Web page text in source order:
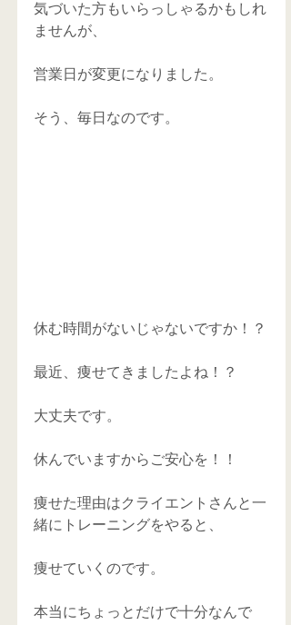
気づいた方もいらっしゃるかもしれ
ませんが、
営業日が変更になりました。
そう、毎日なのです。
休む時間がないじゃないですか！？
最近、痩せてきましたよね！？
大丈夫です。
休んでいますからご安心を！！
痩せた理由はクライエントさんと一
緒にトレーニングをやると、
痩せていくのです。
本当にちょっとだけで十分なんで